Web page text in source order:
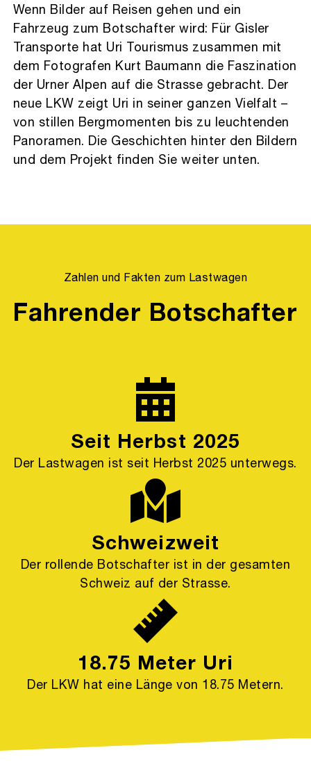
Wenn Bilder auf Reisen gehen und ein
Fahrzeug zum Botschafter wird: Für Gisler
Transporte hat Uri Tourismus zusammen mit
dem Fotografen Kurt Baumann die Faszination
der Urner Alpen auf die Strasse gebracht. Der
neue LKW zeigt Uri in seiner ganzen Vielfalt –
von stillen Bergmomenten bis zu leuchtenden
Panoramen. Die Geschichten hinter den Bildern
und dem Projekt finden Sie weiter unten.
Zahlen und Fakten zum Lastwagen
Fahrender Botschafter
Seit Herbst 2025
Der Lastwagen ist seit Herbst 2025 unterwegs.
Schweizweit
Der rollende Botschafter ist in der gesamten
Schweiz auf der Strasse.
18.75 Meter Uri
Der LKW hat eine Länge von 18.75 Metern.